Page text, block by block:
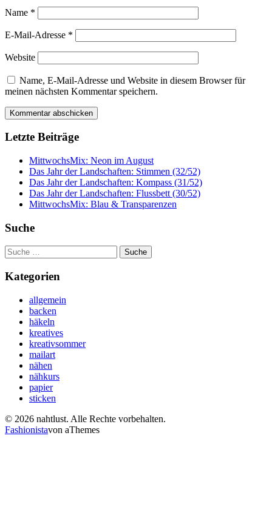
Name *
E-Mail-Adresse *
Website
Name, E-Mail-Adresse und Website in diesem Browser für
meinen nächsten Kommentar speichern.
Letzte Beiträge
MittwochsMix: Neon im August
Das Jahr der Landschaften: Stimmen (32/52)
Das Jahr der Landschaften: Kompass (31/52)
Das Jahr der Landschaften: Flussbett (30/52)
MittwochsMix: Blau & Transparenzen
Suche
Suche
nach:
Kategorien
allgemein
backen
häkeln
kreatives
kreativsommer
mailart
nähen
nähkurs
papier
sticken
© 2026 nahtlust. Alle Rechte vorbehalten.
Fashionistavon aThemes